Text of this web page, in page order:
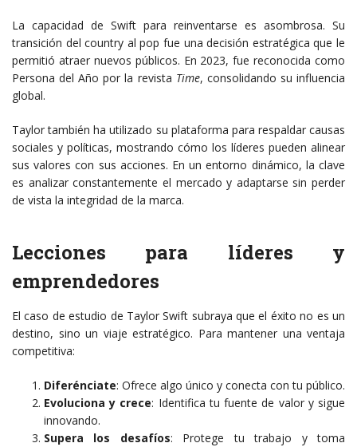
La capacidad de Swift para reinventarse es asombrosa. Su
transición del country al pop fue una decisión estratégica que le
permitió atraer nuevos públicos. En 2023, fue reconocida como
Persona del Año por la revista Time, consolidando su influencia
global.
Taylor también ha utilizado su plataforma para respaldar causas
sociales y políticas, mostrando cómo los líderes pueden alinear
sus valores con sus acciones. En un entorno dinámico, la clave
es analizar constantemente el mercado y adaptarse sin perder
de vista la integridad de la marca.
Lecciones para líderes y
emprendedores
El caso de estudio de Taylor Swift subraya que el éxito no es un
destino, sino un viaje estratégico. Para mantener una ventaja
competitiva:
Diferénciate: Ofrece algo único y conecta con tu público.
Evoluciona y crece: Identifica tu fuente de valor y sigue
innovando.
Supera los desafíos: Protege tu trabajo y toma